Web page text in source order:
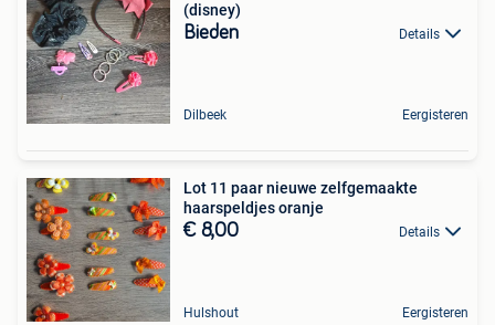
(disney)
Bieden Details
Dilbeek Eergisteren
Lot 11 paar nieuwe zelfgemaakte
haarspeldjes oranje
€ 8,00 Details
Hulshout Eergisteren